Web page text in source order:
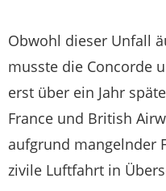
Obwohl dieser Unfall
musste die Concorde
erst über ein Jahr
France und British
aufgrund mangelnder
zivile Luftfahrt in